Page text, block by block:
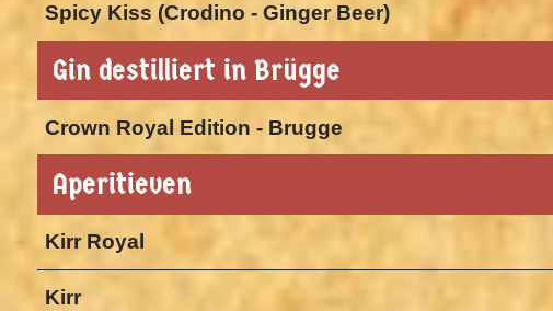
Spicy Kiss (Crodino - Ginger Beer)
Gin destilliert in Brügge
Crown Royal Edition - Brugge
Aperitieven
Kirr Royal
Kirr